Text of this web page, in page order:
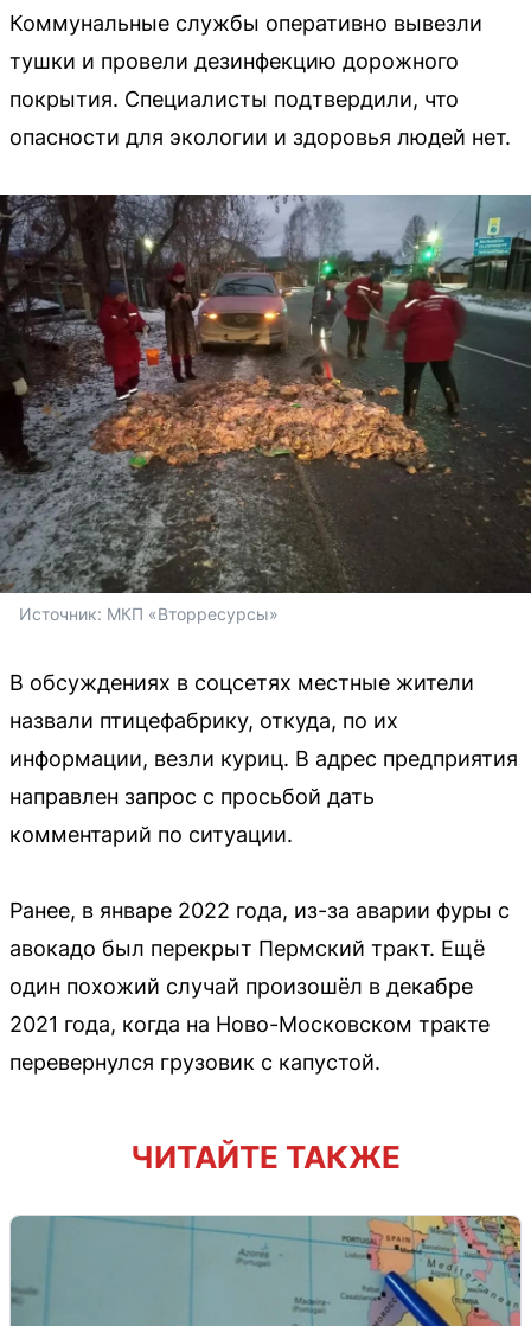
Коммунальные службы оперативно вывезли
тушки и провели дезинфекцию дорожного
покрытия. Специалисты подтвердили, что
опасности для экологии и здоровья людей нет.
Источник: МКП «Вторресурсы»
В обсуждениях в соцсетях местные жители
назвали птицефабрику, откуда, по их
информации, везли куриц. В адрес предприятия
направлен запрос с просьбой дать
комментарий по ситуации.
Ранее, в январе 2022 года, из-за аварии фуры с
авокадо был перекрыт Пермский тракт. Ещё
один похожий случай произошёл в декабре
2021 года, когда на Ново-Московском тракте
перевернулся грузовик с капустой.
ЧИТАЙТЕ ТАКЖЕ